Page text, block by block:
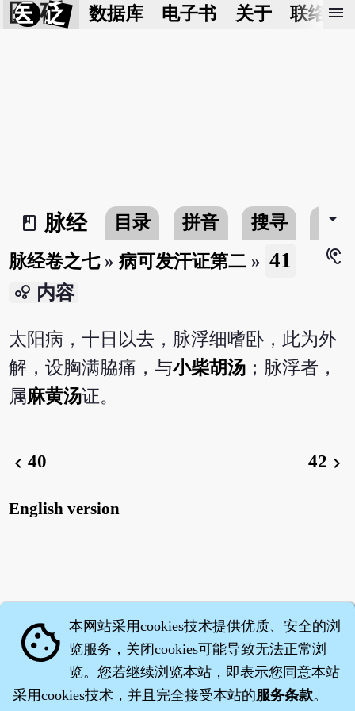
医 砭 数据库 电子书 关于 联络我
menu
book_2
脉经 目录 拼音 搜寻 书介
arrow_drop_down
脉经卷之七»病可发汗证第二 » 41
hearing
bubble_chart 内容
太阳病，十日以去，脉浮细嗜卧，此为外
解，设胸满脇痛，与小柴胡汤 ；脉浮者，
属麻黄汤证。
chevron_left40 42 chevron_right
English version
cookie 本网站采用cookies技术提供优质、安全的浏
览服务，关闭cookies可能导致无法正常浏
览。您若继续浏览本站，即表示您同意本站
采用cookies技术，并且完全接受本站的服务条款。